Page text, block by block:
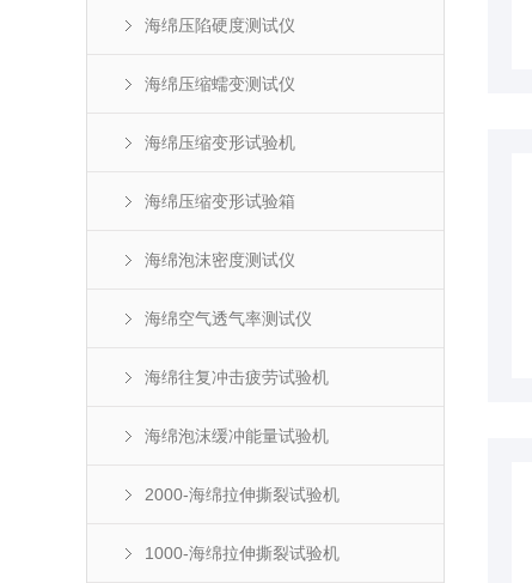
海绵压陷硬度测试仪
海绵压缩蠕变测试仪
海绵压缩变形试验机
海绵压缩变形试验箱
海绵泡沫密度测试仪
海绵空气透气率测试仪
海绵往复冲击疲劳试验机
海绵泡沫缓冲能量试验机
2000-海绵拉伸撕裂试验机
1000-海绵拉伸撕裂试验机